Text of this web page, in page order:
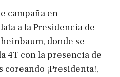
campaña en
a la Presidencia de
donde se
4T con la presencia de
coreando ¡Presidenta!,